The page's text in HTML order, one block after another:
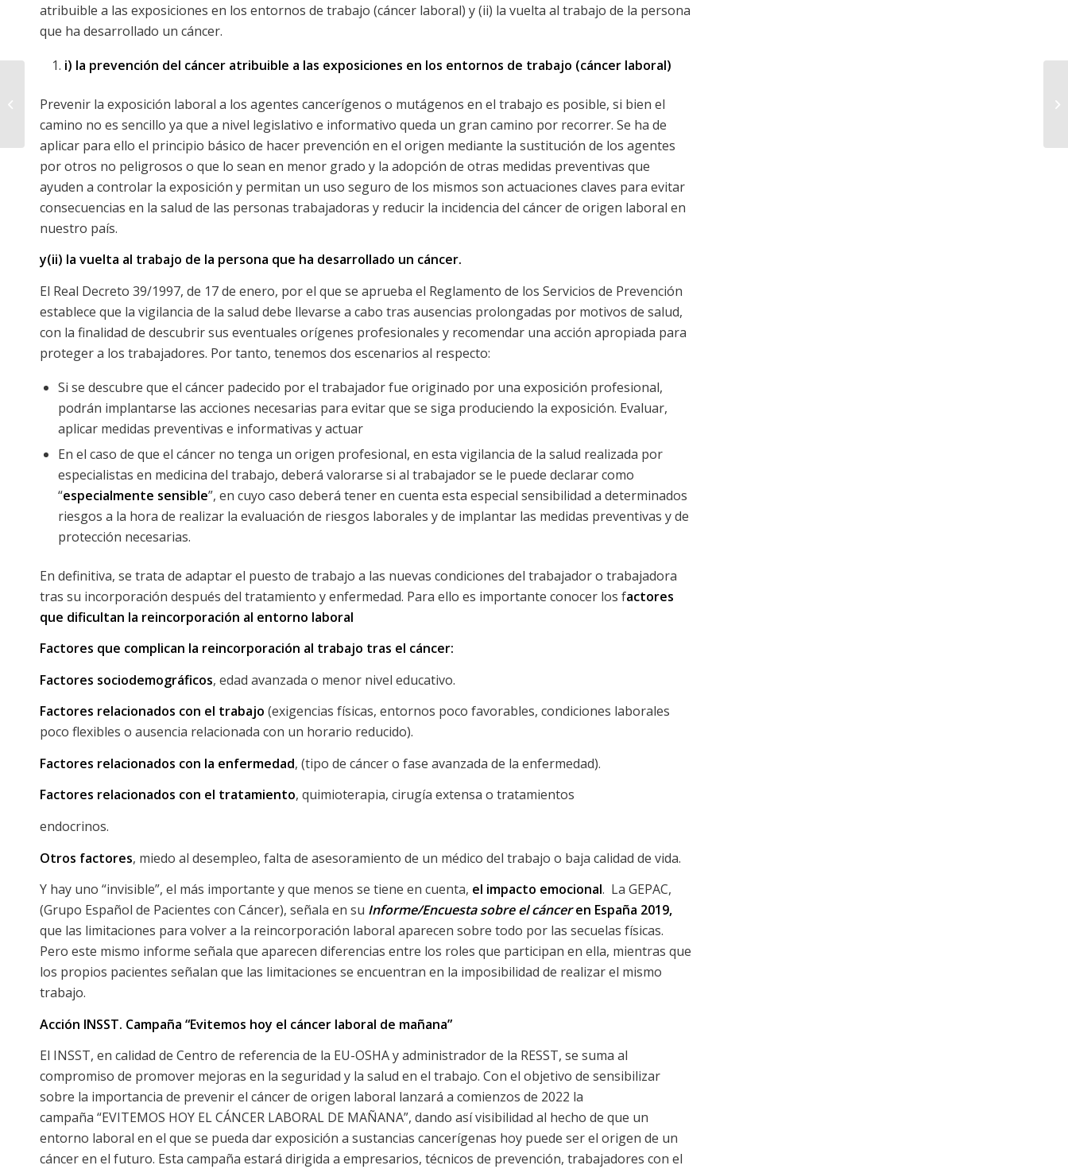
atribuible a las exposiciones en los entornos de trabajo (cáncer laboral) y (ii) la vuelta al trabajo de la persona
que ha desarrollado un cáncer.
i) la prevención del cáncer atribuible a las exposiciones en los entornos de trabajo (cáncer laboral)
Prevenir la exposición laboral a los agentes cancerígenos o mutágenos en el trabajo es posible, si bien el
camino no es sencillo ya que a nivel legislativo e informativo queda un gran camino por recorrer. Se ha de
aplicar para ello el principio básico de hacer prevención en el origen mediante la sustitución de los agentes
por otros no peligrosos o que lo sean en menor grado y la adopción de otras medidas preventivas que
ayuden a controlar la exposición y permitan un uso seguro de los mismos son actuaciones claves para evitar
consecuencias en la salud de las personas trabajadoras y reducir la incidencia del cáncer de origen laboral en
nuestro país.
y(ii) la vuelta al trabajo de la persona que ha desarrollado un cáncer.
El Real Decreto 39/1997, de 17 de enero, por el que se aprueba el Reglamento de los Servicios de Prevención
establece que la vigilancia de la salud debe llevarse a cabo tras ausencias prolongadas por motivos de salud,
con la finalidad de descubrir sus eventuales orígenes profesionales y recomendar una acción apropiada para
proteger a los trabajadores. Por tanto, tenemos dos escenarios al respecto:
Si se descubre que el cáncer padecido por el trabajador fue originado por una exposición profesional,
podrán implantarse las acciones necesarias para evitar que se siga produciendo la exposición. Evaluar,
aplicar medidas preventivas e informativas y actuar
En el caso de que el cáncer no tenga un origen profesional, en esta vigilancia de la salud realizada por
especialistas en medicina del trabajo, deberá valorarse si al trabajador se le puede declarar como
“especialmente sensible”, en cuyo caso deberá tener en cuenta esta especial sensibilidad a determinados
riesgos a la hora de realizar la evaluación de riesgos laborales y de implantar las medidas preventivas y de
protección necesarias.
En definitiva, se trata de adaptar el puesto de trabajo a las nuevas condiciones del trabajador o trabajadora
tras su incorporación después del tratamiento y enfermedad. Para ello es importante conocer los factores
que dificultan la reincorporación al entorno laboral
Factores que complican la reincorporación al trabajo tras el cáncer:
Factores sociodemográficos, edad avanzada o menor nivel educativo.
Factores relacionados con el trabajo (exigencias físicas, entornos poco favorables, condiciones laborales
poco flexibles o ausencia relacionada con un horario reducido).
Factores relacionados con la enfermedad, (tipo de cáncer o fase avanzada de la enfermedad).
Factores relacionados con el tratamiento, quimioterapia, cirugía extensa o tratamientos
endocrinos.
Otros factores, miedo al desempleo, falta de asesoramiento de un médico del trabajo o baja calidad de vida.
Y hay uno “invisible”, el más importante y que menos se tiene en cuenta, el impacto emocional. La GEPAC,
(Grupo Español de Pacientes con Cáncer), señala en su Informe/Encuesta sobre el cánceren España 2019,
que las limitaciones para volver a la reincorporación laboral aparecen sobre todo por las secuelas físicas.
Pero este mismo informe señala que aparecen diferencias entre los roles que participan en ella, mientras que
los propios pacientes señalan que las limitaciones se encuentran en la imposibilidad de realizar el mismo
trabajo.
Acción INSST. Campaña “Evitemos hoy el cáncer laboral de mañana”
El INSST, en calidad de Centro de referencia de la EU-OSHA y administrador de la RESST, se suma al
compromiso de promover mejoras en la seguridad y la salud en el trabajo. Con el objetivo de sensibilizar
sobre la importancia de prevenir el cáncer de origen laboral lanzará a comienzos de 2022 la
campaña “EVITEMOS HOY EL CÁNCER LABORAL DE MAÑANA”, dando así visibilidad al hecho de que un
entorno laboral en el que se pueda dar exposición a sustancias cancerígenas hoy puede ser el origen de un
cáncer en el futuro. Esta campaña estará dirigida a empresarios, técnicos de prevención, trabajadores con el
feliz: La rueda del siglo
XXI